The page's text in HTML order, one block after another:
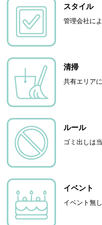
スタイル
管理会社に
清掃
共有エリア
ルール
ゴミ出しは
イベント
イベント無し